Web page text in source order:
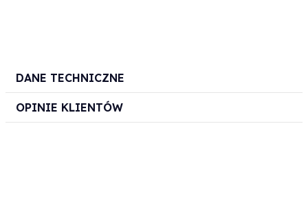
DANE TECHNICZNE
OPINIE KLIENTÓW